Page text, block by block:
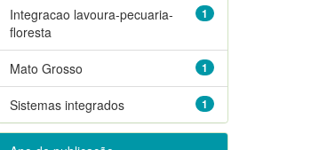
1
Integracao lavoura-pecuaria-
floresta
1
Mato Grosso
1
Sistemas integrados